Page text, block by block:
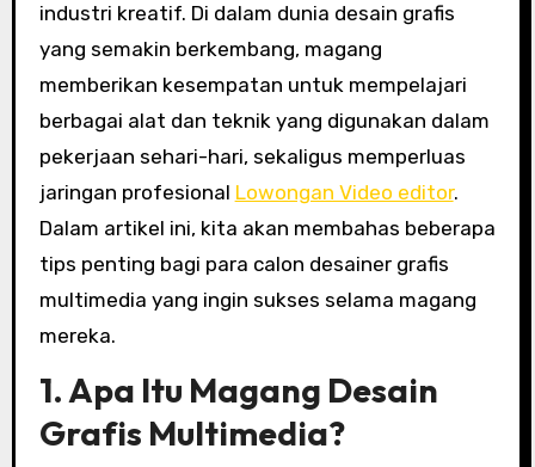
industri kreatif. Di dalam dunia desain grafis
yang semakin berkembang, magang
memberikan kesempatan untuk mempelajari
berbagai alat dan teknik yang digunakan dalam
pekerjaan sehari-hari, sekaligus memperluas
jaringan profesional Lowongan Video editor.
Dalam artikel ini, kita akan membahas beberapa
tips penting bagi para calon desainer grafis
multimedia yang ingin sukses selama magang
mereka.
1. Apa Itu Magang Desain
Grafis Multimedia?